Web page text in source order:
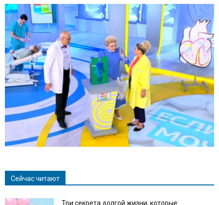
Сейчас читают
Три секрета долгой жизни, которые